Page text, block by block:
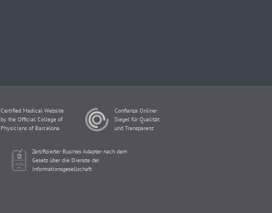
Certified Medical Website
by the Official College of
Physicians of Barcelona
Confianza Online-
Siegel für Qualität
und Transparenz
Zertifizierter Busines Adapter nach dem
Gesetz über die Dienste der
Informationsgesellschaft